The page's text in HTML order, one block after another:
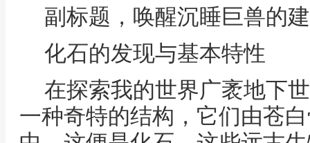
副标题，唤醒沉睡巨兽的
化石的发现与基本特性
在探索我的世界广袤地下
一种奇特的结构，它们由苍